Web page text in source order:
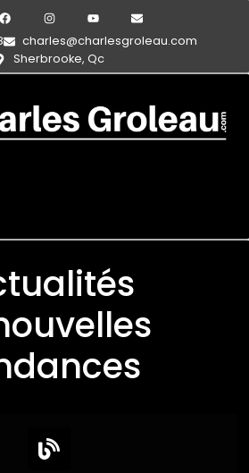
charles@charlesgroleau.com
Sherbrooke, Qc